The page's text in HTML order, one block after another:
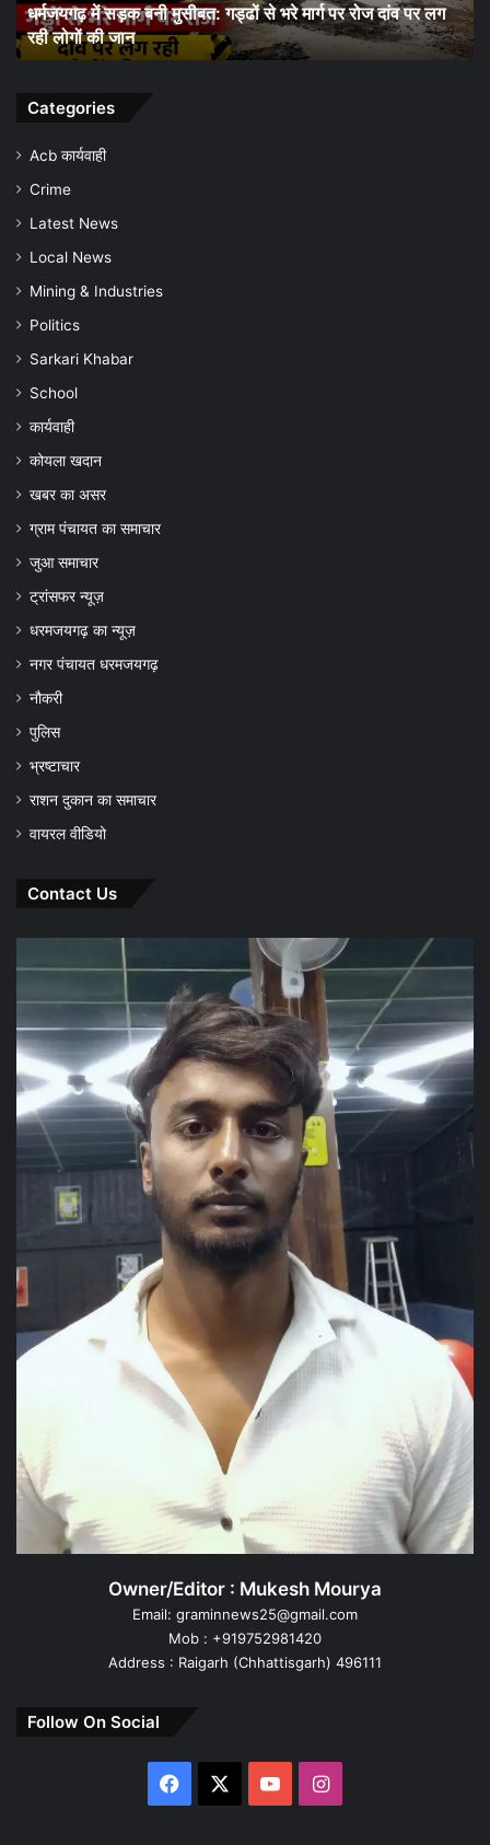
पर रोज दांव पर लग
किया
जन-
जागरूकता
धरमजयगढ़ में मलेरिया अलर्ट: स्वास्थ्य विभाग ने
जागरूकता अभियान, समय पर जांच और बचाव की
Categories
Acb कार्यवाही
Crime
Latest News
Local News
Mining & Industries
Politics
Sarkari Khabar
School
कार्यवाही
कोयला खदान
खबर का असर
ग्राम पंचायत का समाचार
जुआ समाचार
ट्रांसफर न्यूज़
धरमजयगढ़ का न्यूज़
नगर पंचायत धरमजयगढ़
नौकरी
पुलिस
भ्रष्टाचार
राशन दुकान का समाचार
वायरल वीडियो
Contact Us
Owner/Editor : Mukesh Mourya
Email: graminnews25@gmail.com
Mob : +919752981420
Address : Raigarh (Chhattisgarh) 496111
Follow On Social
Facebook YouTubeInstagram